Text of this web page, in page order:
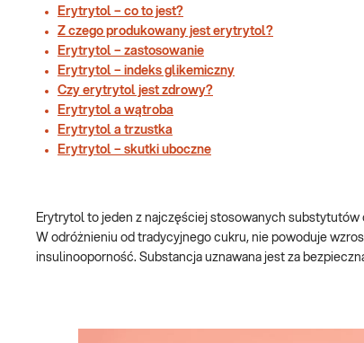
Erytrytol – co to jest?
Z czego produkowany jest erytrytol?
Erytrytol – zastosowanie
Erytrytol – indeks glikemiczny
Czy erytrytol jest zdrowy?
Erytrytol a wątroba
Erytrytol a trzustka
Erytrytol – skutki uboczne
Erytrytol to jeden z najczęściej stosowanych
W odróżnieniu od tradycyjnego cukru, nie powoduje
insulinooporność. Substancja uznawana jest za